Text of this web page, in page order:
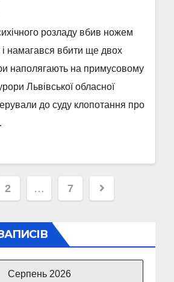
розладу вбив ножем
і намагався вбити ще двох
наполягають на примусовому
Львівської обласної
до суду клопотання про
2 … 7
Серпень 2026